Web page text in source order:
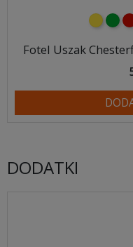
żółty
Fotel Uszak
DODATKI